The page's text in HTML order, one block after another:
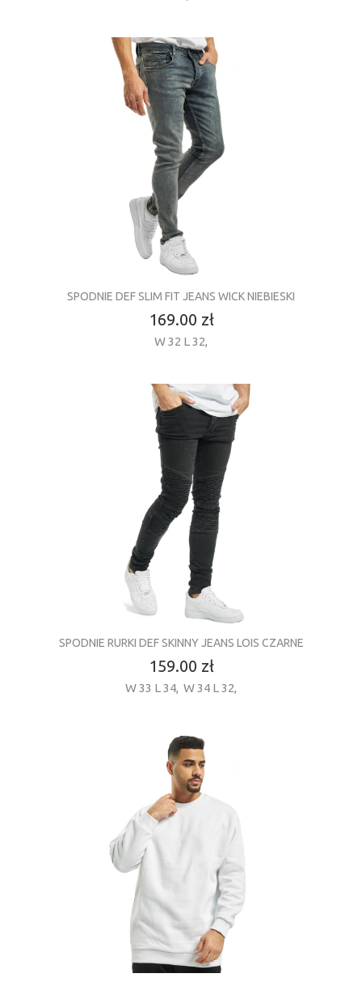
SPODNIE DEF SLIM FIT JEANS WICK NIEBIESKI
169.00 zł
W 32 L 32,
SPODNIE RURKI DEF SKINNY JEANS LOIS CZARNE
159.00 zł
W 33 L 34, W 34 L 32,